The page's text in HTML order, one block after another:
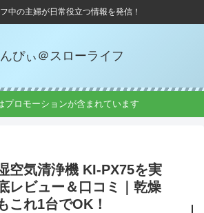
中の主婦が日常役立つ情報を発信！
ぴぃ＠スローライフ
プロモーションが含まれています
空気清浄機 KI-PX75を実
レビュー＆口コミ｜乾燥
これ1台でOK！